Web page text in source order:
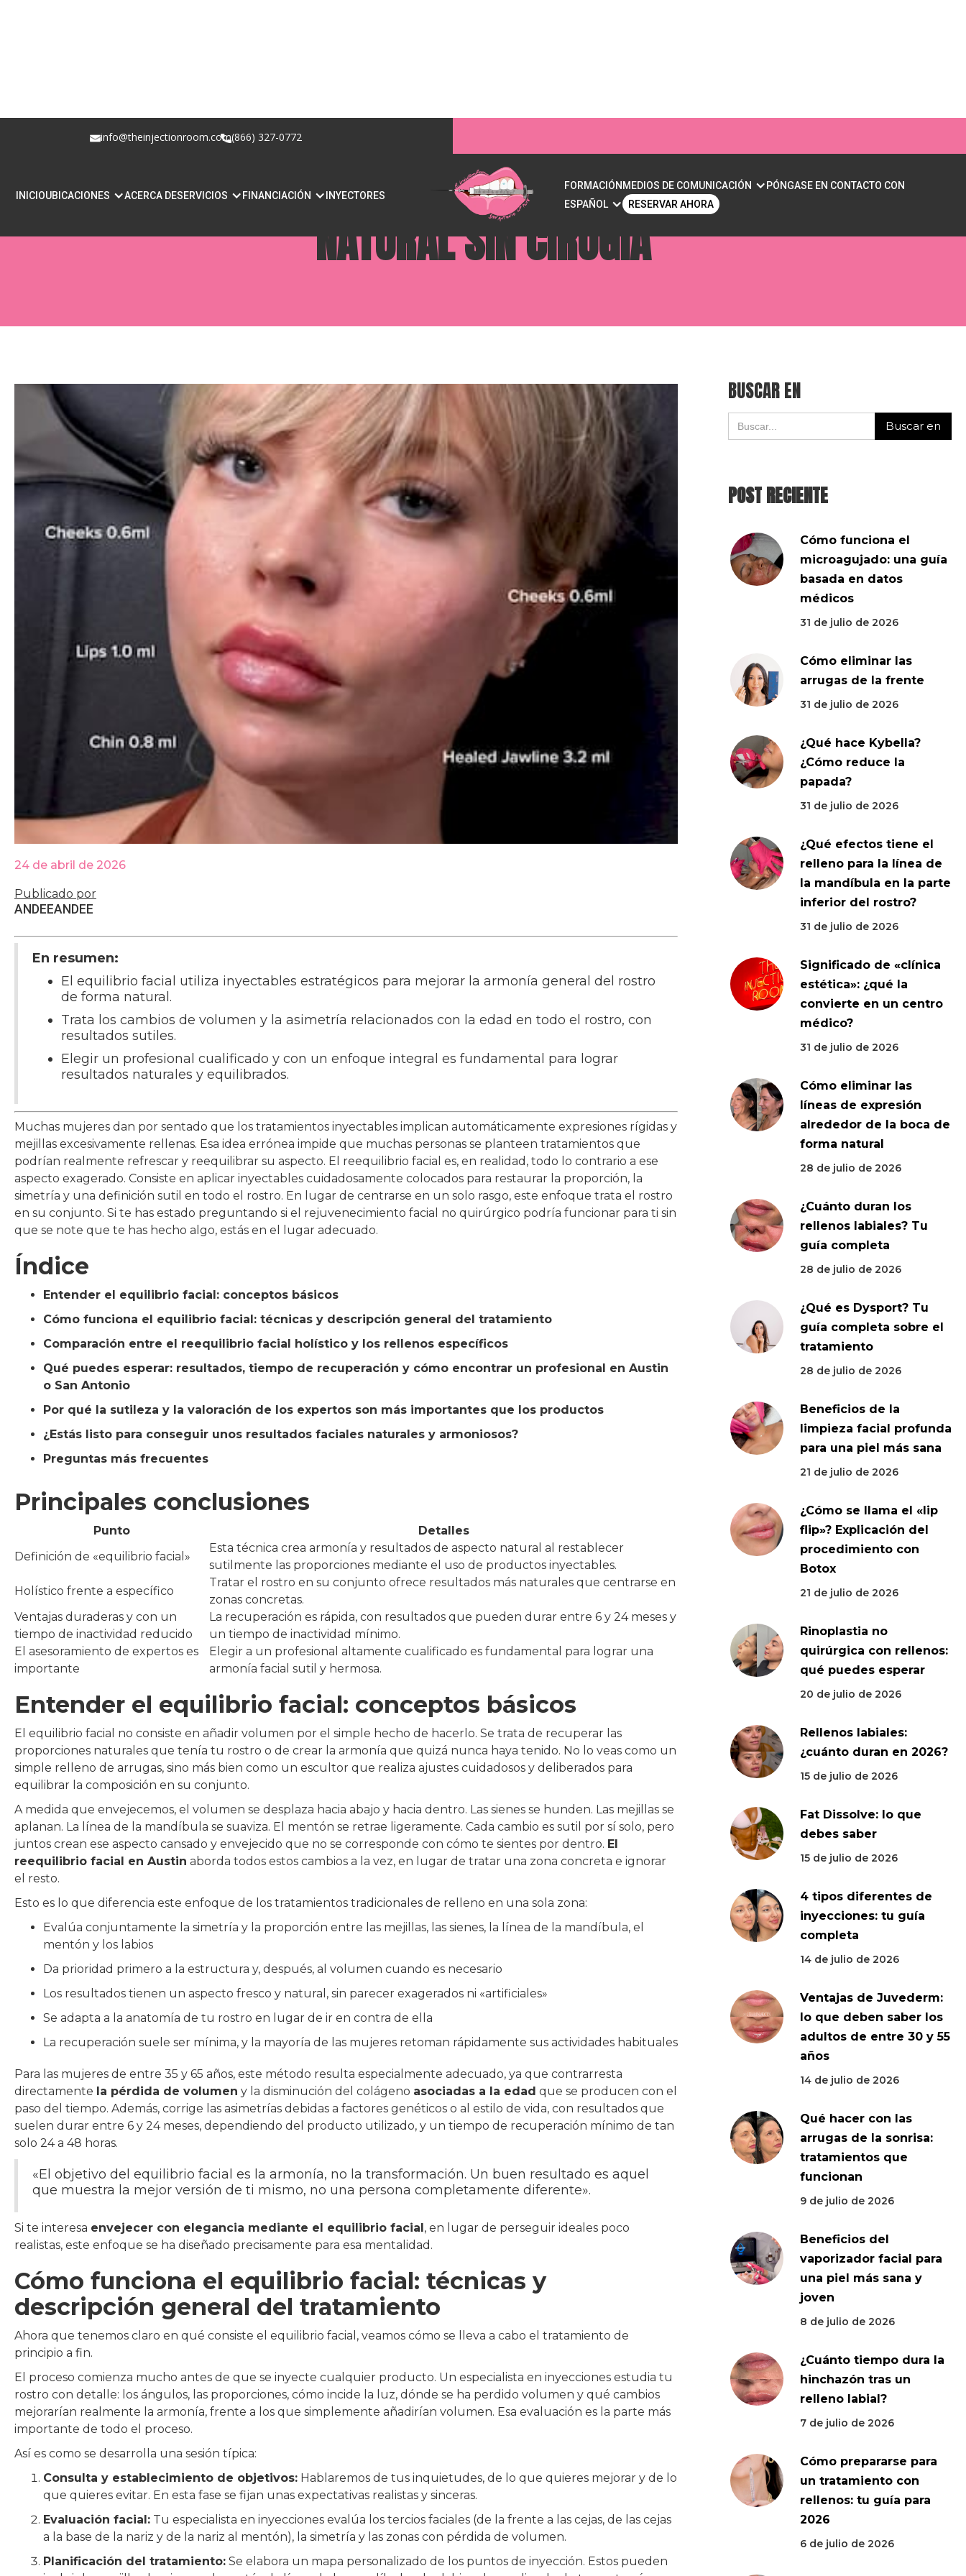
info@theinjectionroom.com(866) 327-0772
INICIOUBICACIONES ACERCA DESERVICIOS FINANCIACIÓN INYECTORES
FORMACIÓNMEDIOS DE COMUNICACIÓN
PÓNGASE EN CONTACTO CON
ESPAÑOL
RESERVAR AHORA
¿QUÉ ES EL EQUILIBRIO FACIAL? LOGRAR UNA ARMONÍA
NATURAL SIN CIRUGÍA
24 de abril de 2026
Publicado por
ANDEEANDEE
En resumen:
El equilibrio facial utiliza inyectables estratégicos para mejorar la armonía general del rostro
de forma natural.
Trata los cambios de volumen y la asimetría relacionados con la edad en todo el rostro, con
resultados sutiles.
Elegir un profesional cualificado y con un enfoque integral es fundamental para lograr
resultados naturales y equilibrados.
Muchas mujeres dan por sentado que los tratamientos inyectables implican automáticamente expresiones rígidas y
mejillas excesivamente rellenas. Esa idea errónea impide que muchas personas se planteen tratamientos que
podrían realmente refrescar y reequilibrar su aspecto. El reequilibrio facial es, en realidad, todo lo contrario a ese
aspecto exagerado. Consiste en aplicar inyectables cuidadosamente colocados para restaurar la proporción, la
simetría y una definición sutil en todo el rostro. En lugar de centrarse en un solo rasgo, este enfoque trata el rostro
en su conjunto. Si te has estado preguntando si el rejuvenecimiento facial no quirúrgico podría funcionar para ti sin
que se note que te has hecho algo, estás en el lugar adecuado.
Índice
Entender el equilibrio facial: conceptos básicos
Cómo funciona el equilibrio facial: técnicas y descripción general del tratamiento
Comparación entre el reequilibrio facial holístico y los rellenos específicos
Qué puedes esperar: resultados, tiempo de recuperación y cómo encontrar un profesional en Austin
o San Antonio
Por qué la sutileza y la valoración de los expertos son más importantes que los productos
¿Estás listo para conseguir unos resultados faciales naturales y armoniosos?
Preguntas más frecuentes
Principales conclusiones
Punto
Detalles
Definición de «equilibrio facial»
Esta técnica crea armonía y resultados de aspecto natural al restablecer
sutilmente las proporciones mediante el uso de productos inyectables.
Holístico frente a específico
Tratar el rostro en su conjunto ofrece resultados más naturales que centrarse en
zonas concretas.
Ventajas duraderas y con un
tiempo de inactividad reducido
La recuperación es rápida, con resultados que pueden durar entre 6 y 24 meses y
un tiempo de inactividad mínimo.
El asesoramiento de expertos es
importante
Elegir a un profesional altamente cualificado es fundamental para lograr una
armonía facial sutil y hermosa.
Entender el equilibrio facial: conceptos básicos
El equilibrio facial no consiste en añadir volumen por el simple hecho de hacerlo. Se trata de recuperar las
proporciones naturales que tenía tu rostro o de crear la armonía que quizá nunca haya tenido. No lo veas como un
simple relleno de arrugas, sino más bien como un escultor que realiza ajustes cuidadosos y deliberados para
equilibrar la composición en su conjunto.
A medida que envejecemos, el volumen se desplaza hacia abajo y hacia dentro. Las sienes se hunden. Las mejillas se
aplanan. La línea de la mandíbula se suaviza. El mentón se retrae ligeramente. Cada cambio es sutil por sí solo, pero
juntos crean ese aspecto cansado y envejecido que no se corresponde con cómo te sientes por dentro. El
reequilibrio facial en Austin aborda todos estos cambios a la vez, en lugar de tratar una zona concreta e ignorar
el resto.
Esto es lo que diferencia este enfoque de los tratamientos tradicionales de relleno en una sola zona:
Evalúa conjuntamente la simetría y la proporción entre las mejillas, las sienes, la línea de la mandíbula, el
mentón y los labios
Da prioridad primero a la estructura y, después, al volumen cuando es necesario
Los resultados tienen un aspecto fresco y natural, sin parecer exagerados ni «artificiales»
Se adapta a la anatomía de tu rostro en lugar de ir en contra de ella
La recuperación suele ser mínima, y la mayoría de las mujeres retoman rápidamente sus actividades habituales
Para las mujeres de entre 35 y 65 años, este método resulta especialmente adecuado, ya que contrarresta
directamente la pérdida de volumen y la disminución del colágeno asociadas a la edad que se producen con el
paso del tiempo. Además, corrige las asimetrías debidas a factores genéticos o al estilo de vida, con resultados que
suelen durar entre 6 y 24 meses, dependiendo del producto utilizado, y un tiempo de recuperación mínimo de tan
solo 24 a 48 horas.
«El objetivo del equilibrio facial es la armonía, no la transformación. Un buen resultado es aquel
que muestra la mejor versión de ti mismo, no una persona completamente diferente».
Si te interesa envejecer con elegancia mediante el equilibrio facial, en lugar de perseguir ideales poco
realistas, este enfoque se ha diseñado precisamente para esa mentalidad.
Cómo funciona el equilibrio facial: técnicas y
descripción general del tratamiento
Ahora que tenemos claro en qué consiste el equilibrio facial, veamos cómo se lleva a cabo el tratamiento de
principio a fin.
El proceso comienza mucho antes de que se inyecte cualquier producto. Un especialista en inyecciones estudia tu
rostro con detalle: los ángulos, las proporciones, cómo incide la luz, dónde se ha perdido volumen y qué cambios
mejorarían realmente la armonía, frente a los que simplemente añadirían volumen. Esa evaluación es la parte más
importante de todo el proceso.
Así es como se desarrolla una sesión típica:
Consulta y establecimiento de objetivos: Hablaremos de tus inquietudes, de lo que quieres mejorar y de lo
que quieres evitar. En esta fase se fijan unas expectativas realistas y sinceras.
Evaluación facial: Tu especialista en inyecciones evalúa los tercios faciales (de la frente a las cejas, de las cejas
a la base de la nariz y de la nariz al mentón), la simetría y las zonas con pérdida de volumen.
Planificación del tratamiento: Se elabora un mapa personalizado de los puntos de inyección. Estos pueden
BUSCAR EN
POST RECIENTE
Cómo funciona el
microagujado: una guía
basada en datos
médicos
31 de julio de 2026
Cómo eliminar las
arrugas de la frente
31 de julio de 2026
¿Qué hace Kybella?
¿Cómo reduce la
papada?
31 de julio de 2026
¿Qué efectos tiene el
relleno para la línea de
la mandíbula en la parte
inferior del rostro?
31 de julio de 2026
Significado de «clínica
estética»: ¿qué la
convierte en un centro
médico?
31 de julio de 2026
Cómo eliminar las
líneas de expresión
alrededor de la boca de
forma natural
28 de julio de 2026
¿Cuánto duran los
rellenos labiales? Tu
guía completa
28 de julio de 2026
¿Qué es Dysport? Tu
guía completa sobre el
tratamiento
28 de julio de 2026
Beneficios de la
limpieza facial profunda
para una piel más sana
21 de julio de 2026
¿Cómo se llama el «lip
flip»? Explicación del
procedimiento con
Botox
21 de julio de 2026
Rinoplastia no
quirúrgica con rellenos:
qué puedes esperar
20 de julio de 2026
Rellenos labiales:
¿cuánto duran en 2026?
15 de julio de 2026
Fat Dissolve: lo que
debes saber
15 de julio de 2026
4 tipos diferentes de
inyecciones: tu guía
completa
14 de julio de 2026
Ventajas de Juvederm:
lo que deben saber los
adultos de entre 30 y 55
años
14 de julio de 2026
Qué hacer con las
arrugas de la sonrisa:
tratamientos que
funcionan
9 de julio de 2026
Beneficios del
vaporizador facial para
una piel más sana y
joven
8 de julio de 2026
¿Cuánto tiempo dura la
hinchazón tras un
relleno labial?
7 de julio de 2026
Cómo prepararse para
un tratamiento con
rellenos: tu guía para
2026
6 de julio de 2026